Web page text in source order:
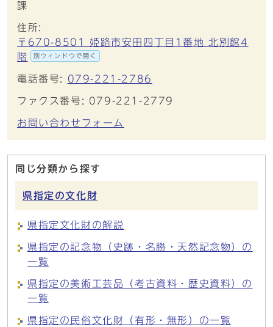
課
住所:
〒670-8501 姫路市安田四丁目1番地 北別館4
階
別ウィンドウで開く
電話番号: 079-221-2786
ファクス番号: 079-221-2779
お問い合わせフォーム
同じ分類から探す
県指定の文化財
県指定文化財の解説
県指定の記念物（史跡・名勝・天然記念物）の
一覧
県指定の美術工芸品（考古資料・歴史資料）の
一覧
県指定の民俗文化財（有形・無形）の一覧